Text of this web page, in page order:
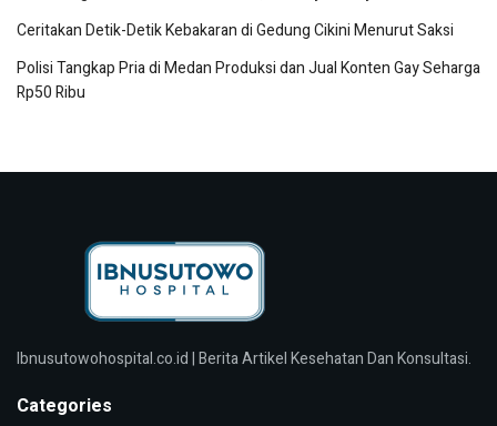
Ceritakan Detik-Detik Kebakaran di Gedung Cikini Menurut Saksi
Polisi Tangkap Pria di Medan Produksi dan Jual Konten Gay Seharga
Rp50 Ribu
Ibnusutowohospital.co.id | Berita Artikel Kesehatan Dan Konsultasi.
Categories